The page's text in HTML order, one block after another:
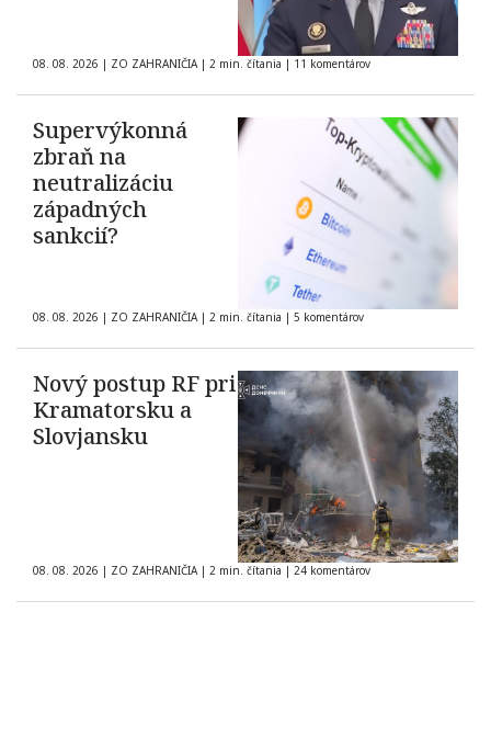
08. 08. 2026 | ZO ZAHRANIČIA | 2 min. čítania | 11 komentárov
Supervýkonná
zbraň na
neutralizáciu
západných
sankcií?
08. 08. 2026 | ZO ZAHRANIČIA | 2 min. čítania | 5 komentárov
Nový postup RF pri
Kramatorsku a
Slovjansku
08. 08. 2026 | ZO ZAHRANIČIA | 2 min. čítania | 24 komentárov